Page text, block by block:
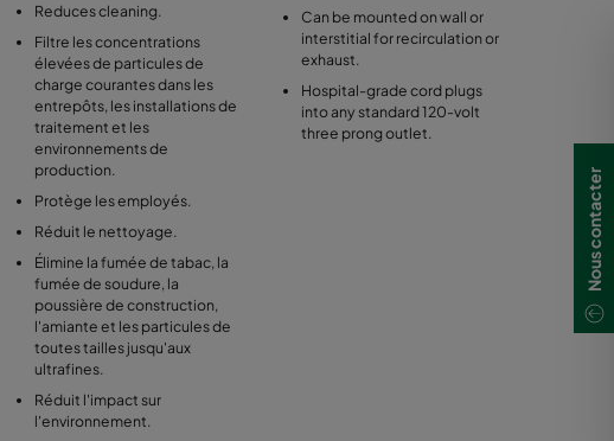
Reduces cleaning.
Filtre les concentrations
élevées de particules de
charge courantes dans les
entrepôts, les installations de
traitement et les
environnements de
production.
Protège les employés.
Réduit le nettoyage.
Élimine la fumée de tabac, la
fumée de soudure, la
poussière de construction,
l'amiante et les particules de
toutes tailles jusqu'aux
ultrafines.
Réduit l'impact sur
l'environnement.
Can be mounted on wall or
interstitial for recirculation or
exhaust.
Hospital-grade cord plugs
into any standard 120-volt
three prong outlet.
Nous contacter